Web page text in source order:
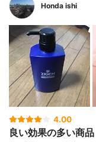
Honda ishi
4.00
良い効果の多い商品